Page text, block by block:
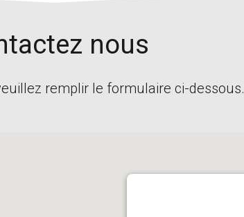
nous
remplir le formulaire ci-dessous.